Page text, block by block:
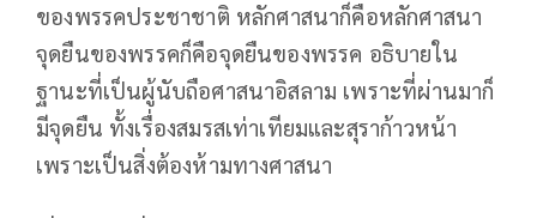
ของพรรคประชาชาติ หลักศาสนาก็คือหลักศาสนา
จุดยืนของพรรคก็คือจุดยืนของพรรค อธิบายใน
ฐานะที่เป็นผู้นับถือศาสนาอิสลาม เพราะที่ผ่านมาก็
มีจุดยืน ทั้งเรื่องสมรสเท่าเทียมและสุราก้าวหน้า
เพราะเป็นสิ่งต้องห้ามทางศาสนา